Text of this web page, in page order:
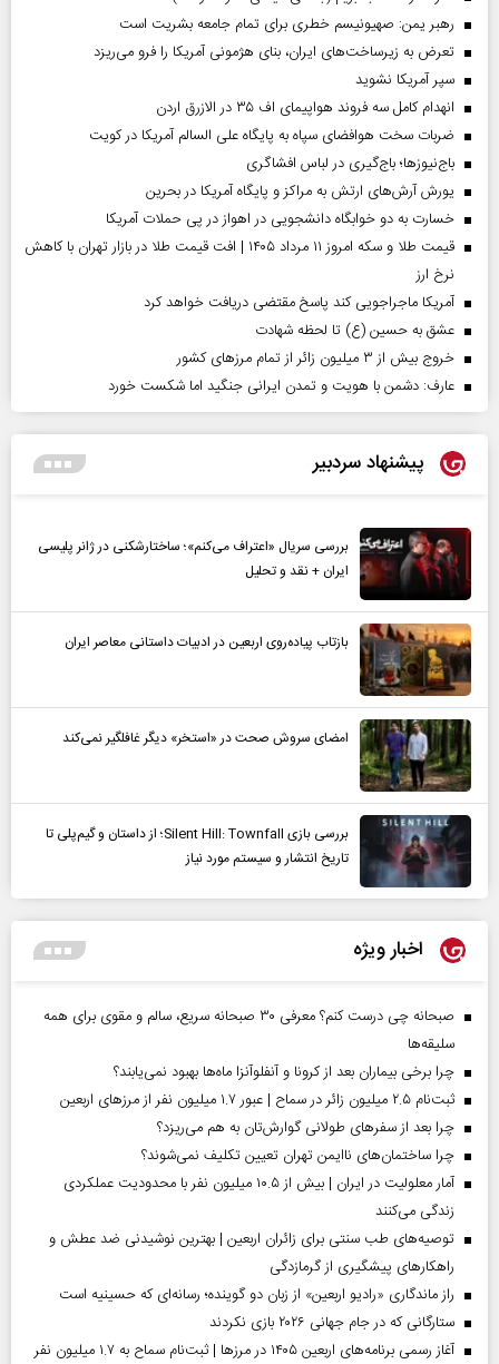
رهبر یمن: صهیونیسم خطری برای تمام جامعه بشریت است
تعرض به زیرساخت‌های ایران، بنای هژمونی آمریکا را فرو می‌ریزد
سپر آمریکا نشوید
انهدام کامل سه فروند هواپیمای اف ۳۵ در الازرق اردن
ضربات سخت هوافضای سپاه به پایگاه علی السالم آمریکا در کویت
باج‌نیوزها؛ باج‌گیری در لباس افشاگری
یورش آرش‌های ارتش به مراکز و پایگاه‌ آمریکا در بحرین
خسارت به دو خوابگاه دانشجویی در اهواز در پی حملات آمریکا
قیمت طلا و سکه امروز ۱۱ مرداد ۱۴۰۵ | افت قیمت طلا در بازار تهران با کاهش
نرخ ارز
آمریکا ماجراجویی کند پاسخ مقتضی دریافت خواهد کرد
عشق به حسین (ع) تا لحظه شهادت
خروج بیش از ۳ میلیون زائر از تمام مرز‌های کشور
عارف: دشمن با هویت و تمدن ایرانی جنگید اما شکست خورد
پیشنهاد سردبیر
بررسی سریال «اعتراف می‌کنم»؛ ساختارشکنی در ژانر پلیسی
ایران + نقد و تحلیل
بازتاب پیاده‌روی اربعین در ادبیات داستانی معاصر ایران
امضای سروش صحت در «استخر» دیگر غافلگیر نمی‌کند
بررسی بازی Silent Hill: Townfall؛ از داستان و گیم‌پلی تا
تاریخ انتشار و سیستم مورد نیاز
اخبار ویژه
صبحانه چی درست کنم؟ معرفی ۳۰ صبحانه سریع، سالم و مقوی برای همه
سلیقه‌ها
چرا برخی بیماران بعد از کرونا و آنفلوآنزا ماه‌ها بهبود نمی‌یابند؟
ثبت‌نام ۲.۵ میلیون زائر در سماح | عبور ۱.۷ میلیون نفر از مرز‌های اربعین
چرا بعد از سفرهای طولانی گوارش‌تان به هم می‌ریزد؟
چرا ساختمان‌های ناایمن تهران تعیین تکلیف نمی‌شوند؟
آمار معلولیت در ایران | بیش از ۱۰.۵ میلیون نفر با محدودیت عملکردی
زندگی می‌کنند
توصیه‌های طب سنتی برای زائران اربعین | بهترین نوشیدنی ضد عطش و
راهکارهای پیشگیری از گرمازدگی
راز ماندگاری «رادیو اربعین» از زبان دو گوینده؛ رسانه‌ای که حسینیه است
ستارگانی که در جام جهانی ۲۰۲۶ بازی نکردند
آغاز رسمی برنامه‌های اربعین ۱۴۰۵ در مرز‌ها | ثبت‌نام سماح به ۱.۷ میلیون نفر